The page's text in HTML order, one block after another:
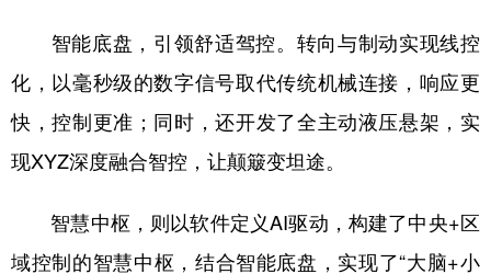
智能底盘，引领舒适驾控。转向与制动实现线控
化，以毫秒级的数字信号取代传统机械连接，响应更
快，控制更准；同时，还开发了全主动液压悬架，实
现XYZ深度融合智控，让颠簸变坦途。
智慧中枢，则以软件定义AI驱动，构建了中央+区
域控制的智慧中枢，结合智能底盘，实现了“大脑+小